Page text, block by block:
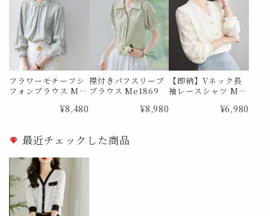
フラワーモチーフシ
フォンブラウス Me
¥8,480
襟付きパフスリーブ
ブラウス Me1869
¥8,980
【即納】Vネック長
袖レースシャツ Me
¥6,980
最近チェックした商品